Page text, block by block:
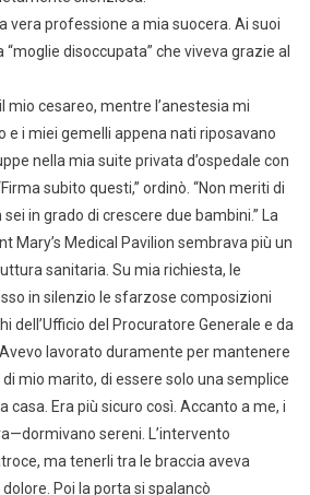
vera professione a mia suocera. Ai suoi
disoccupata” che viveva grazie al
mio cesareo, mentre l’anestesia mi
e i miei gemelli appena nati riposavano
nella mia suite privata d’ospedale con
subito questi,” ordinò. “Non meriti di
in grado di crescere due bambini.” La
Mary’s Medical Pavilion sembrava più un
sanitaria. Su mia richiesta, le
in silenzio le sfarzose composizioni
dell’Ufficio del Procuratore Generale e da
lavorato duramente per mantenere
di mio marito, di essere solo una semplice
casa. Era più sicuro così. Accanto a me, i
sereni. L’intervento
ma tenerli tra le braccia aveva
Poi la porta si spalancò